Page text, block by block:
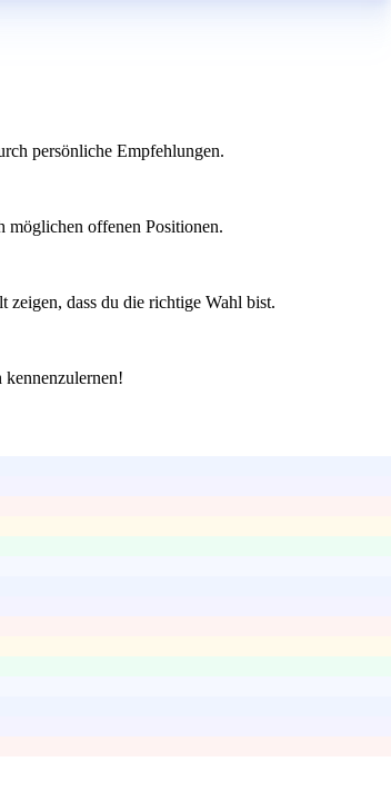
persönliche Empfehlungen.
möglichen offenen Positionen.
zeigen, dass du die richtige Wahl bist.
kennenzulernen!